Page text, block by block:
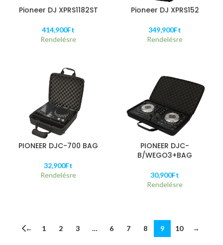
Pioneer DJ XPRS1182ST
414,900Ft
Rendelésre
Pioneer DJ XPRS152
349,900Ft
Rendelésre
PIONEER DJC-700 BAG
32,900Ft
Rendelésre
PIONEER DJC-
B/WEGO3+BAG
30,900Ft
Rendelésre
← 1 2 3 … 6 7 8 9 10 →